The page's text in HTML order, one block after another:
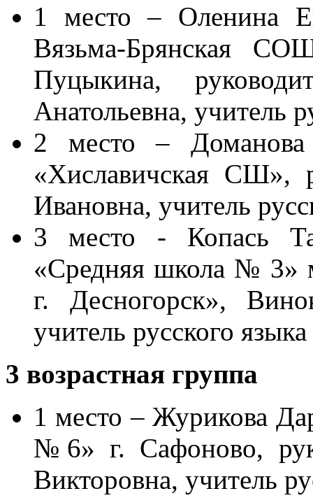
1 место – Оленина
Вязьма-Брянская
Пуцыкина,
Анатольевна, учитель
2 место –
«Хиславичская СШ»,
Ивановна, учитель
3 место - Копась
«Средняя школа № 3»
г. Десногорск»,
учитель русского
3 возрастная группа
1 место – Журикова
№6» г. Сафоново,
Викторовна, учитель